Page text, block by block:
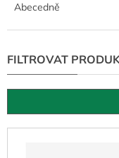
n
p
r
o
u
k
Abecedně
V